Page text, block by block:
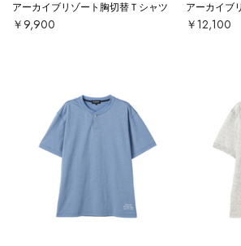
アーカイブリゾート胸切替Ｔシャツ
￥9,900 ￥12,100